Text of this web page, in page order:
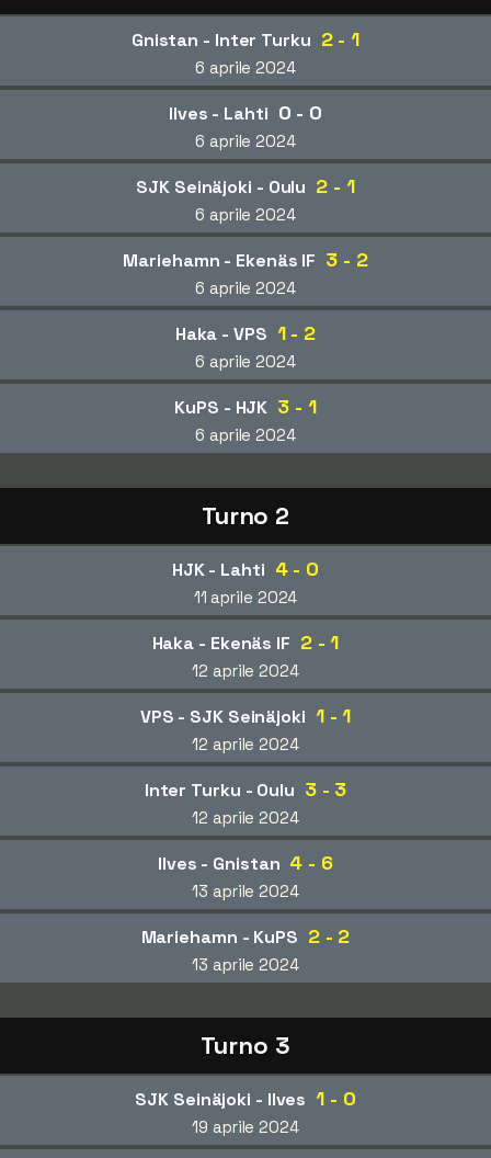
Gnistan - Inter Turku 2 - 1
6 aprile 2024
Ilves - Lahti 0 - 0
6 aprile 2024
SJK Seinäjoki - Oulu 2 - 1
6 aprile 2024
Mariehamn - Ekenäs IF 3 - 2
6 aprile 2024
Haka - VPS 1 - 2
6 aprile 2024
KuPS - HJK 3 - 1
6 aprile 2024
Turno 2
HJK - Lahti 4 - 0
11 aprile 2024
Haka - Ekenäs IF 2 - 1
12 aprile 2024
VPS - SJK Seinäjoki 1 - 1
12 aprile 2024
Inter Turku - Oulu 3 - 3
12 aprile 2024
Ilves - Gnistan 4 - 6
13 aprile 2024
Mariehamn - KuPS 2 - 2
13 aprile 2024
Turno 3
SJK Seinäjoki - Ilves 1 - 0
19 aprile 2024